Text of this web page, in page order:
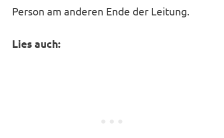
Person am anderen Ende der Leitung.
Lies auch: